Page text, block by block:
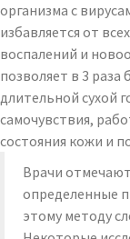
организма с
избавляется от
воспалений и
позволяет в 3
длительной сухой
самочувствия,
состояния кожи и
Врачи
определенные
этому методу